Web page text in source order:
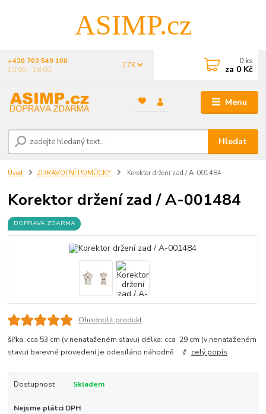
ASIMP.cz
Menu
CZK
Hledat
+420 702 549 100
10:00 - 18:00
0 ks
za 0 Kč
Úvod ZDRAVOTNÍ POMŮCKY Korektor držení zad / A-001484
Korektor držení zad / A-001484
DOPRAVA ZDARMA
Ohodnotit produkt
šířka: cca 53 cm (v nenataženém stavu) délka: cca 29 cm (v nenataženém
stavu) barevné provedení je odesíláno náhodně // celý popis
Dostupnost Skladem
Nejsme plátci DPH